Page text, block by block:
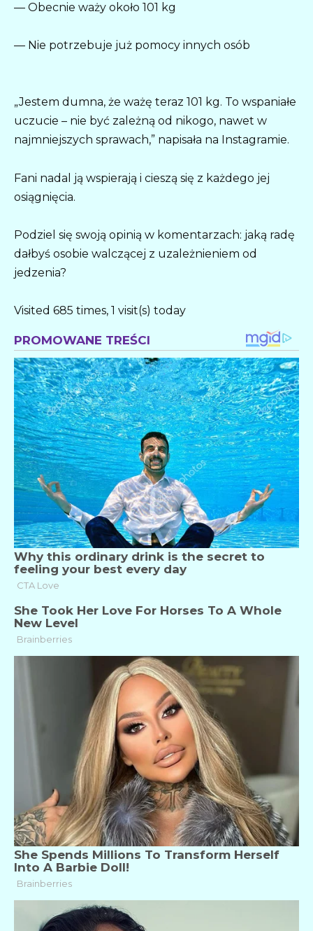
— Obecnie waży około 101 kg
— Nie potrzebuje już pomocy innych osób
„Jestem dumna, że ważę teraz 101 kg. To wspaniałe
uczucie – nie być zależną od nikogo, nawet w
najmniejszych sprawach,” napisała na Instagramie.
Fani nadal ją wspierają i cieszą się z każdego jej
osiągnięcia.
Podziel się swoją opinią w komentarzach: jaką radę
dałbyś osobie walczącej z uzależnieniem od
jedzenia?
Visited 685 times, 1 visit(s) today